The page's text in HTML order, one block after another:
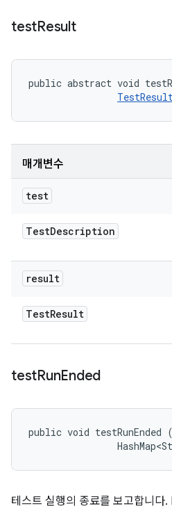
testResult
public abstract void
매개변수
test
TestDescription
result
TestResult
testRunEnded
public void
테스트 실행의 종료를 보고합니다